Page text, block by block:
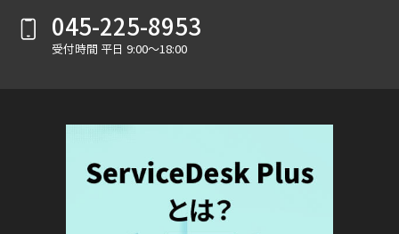
045-225-8953
受付時間 平日 9:00～18:00